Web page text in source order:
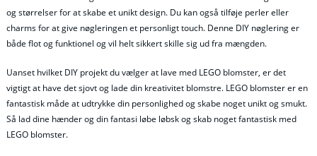
og størrelser for at skabe et unikt design. Du kan også tilføje perler eller
charms for at give nøgleringen et personligt touch. Denne DIY nøglering er
både flot og funktionel og vil helt sikkert skille sig ud fra mængden.
Uanset hvilket DIY projekt du vælger at lave med LEGO blomster, er det
vigtigt at have det sjovt og lade din kreativitet blomstre. LEGO blomster er en
fantastisk måde at udtrykke din personlighed og skabe noget unikt og smukt.
Så lad dine hænder og din fantasi løbe løbsk og skab noget fantastisk med
LEGO blomster.